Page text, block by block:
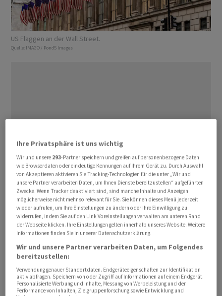
US Flaggen an der Wall Street.
Quelle: IMAGO / Pond5 Images
Der südkoreanische Kospi büsste am Dienstag zehn
Prozent ein, unter anderem belastet von einem
Kurseinbruch der stark gelaufenen Halbleitertitel SK
Hynix und Samsung . Am Mittwoch nach US-
Börsenschluss legt US-Branchenkollege Micron seinen
Quartalsbericht vor. Dessen Aktienkurs hat sich seit
Ihre Privatsphäre ist uns wichtig
Wir und unsere 293-Partner speichern und greifen auf personenbezogene Daten
wie Browserdaten oder eindeutige Kennungen auf Ihrem Gerät zu. Durch Auswahl
von Akzeptieren aktivieren Sie Tracking-Technologien für die unter „Wir und
unsere Partner verarbeiten Daten, um Ihnen Dienste bereitzustellen“ aufgeführten
Zwecke. Wenn Tracker deaktiviert sind, sind manche Inhalte und Anzeigen
möglicherweise nicht mehr so relevant für Sie. Sie können dieses Menü jederzeit
wieder aufrufen, um Ihre Einstellungen zu ändern oder Ihre Einwilligung zu
widerrufen, indem Sie auf den Link Voreinstellungen verwalten am unteren Rand
der Webseite klicken. Ihre Einstellungen gelten innerhalb unseres Website. Weitere
Informationen finden Sie in unserer Datenschutzerklärung.
Wir und unsere Partner verarbeiten Daten, um Folgendes
bereitzustellen:
Verwendung genauer Standortdaten. Endgeräteeigenschaften zur Identifikation
aktiv abfragen. Speichern von oder Zugriff auf Informationen auf einem Endgerät.
Personalisierte Werbung und Inhalte, Messung von Werbeleistung und der
Performance von Inhalten, Zielgruppenforschung sowie Entwicklung und